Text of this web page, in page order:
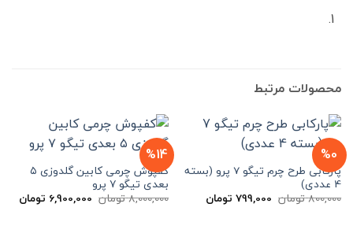
محصولات مرتبط
%0
پارکابی طرح چرم تیگو 7 پرو (بسته
4 عددی)
800,000تومان قیمت
اصلی
799,000 تومانقیمت
فعلی
%14
کفپوش چرمی کابین گلدوزی ۵
بعدی تیگو ۷ پرو
8,000,000تومان قیمت
اصلی
6,900,000 تومان